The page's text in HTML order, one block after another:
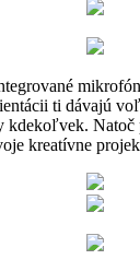
ti dávajú
kdekoľvek. Natoč
kreatívne